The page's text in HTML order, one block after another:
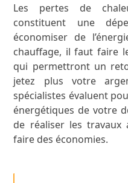
Les pertes de
constituent une
économiser de
chauffage, il faut faire
qui permettront un
jetez plus votre
spécialistes évaluent
énergétiques de votre
de réaliser les
faire des économies.